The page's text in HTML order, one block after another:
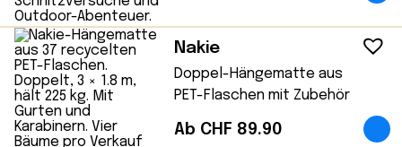
Nakie
Doppel-Hängematte aus
PET-Flaschen mit Zubehör
Ab CHF 89.90